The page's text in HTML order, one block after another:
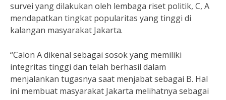
survei yang dilakukan oleh lembaga riset politik, C, A
mendapatkan tingkat popularitas yang tinggi di
kalangan masyarakat Jakarta.
“Calon A dikenal sebagai sosok yang memiliki
integritas tinggi dan telah berhasil dalam
menjalankan tugasnya saat menjabat sebagai B. Hal
ini membuat masyarakat Jakarta melihatnya sebagai